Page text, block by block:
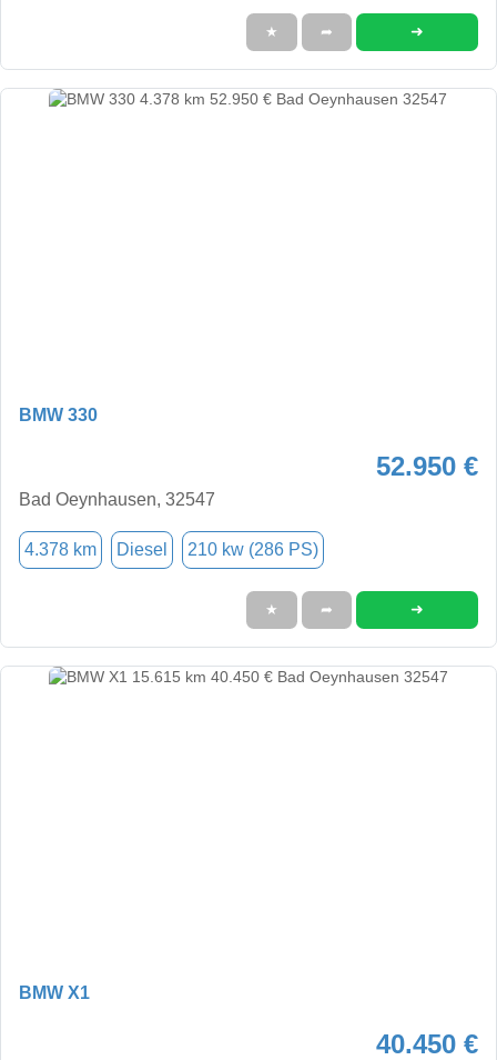
★ ➦ ➜
BMW 330
52.950 €
Bad Oeynhausen, 32547
4.378 km Diesel 210 kw (286 PS)
★ ➦ ➜
BMW X1
40.450 €